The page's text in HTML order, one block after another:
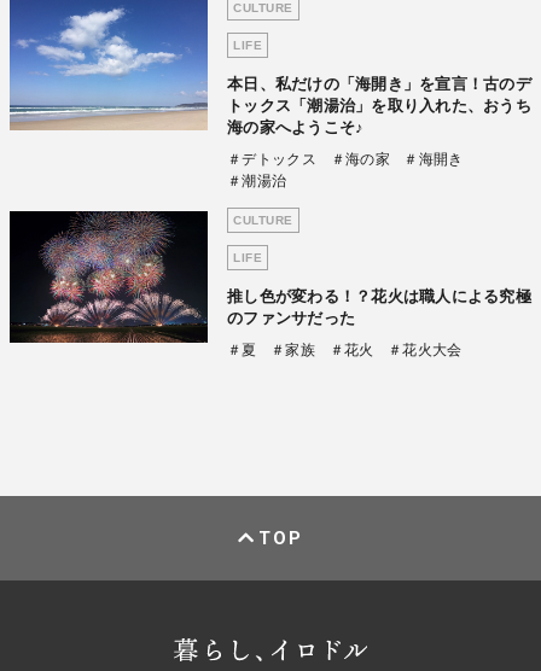
CULTURE
LIFE
本日、私だけの「海開き」を宣言！古のデ
トックス「潮湯治」を取り入れた、おうち
海の家へようこそ♪
＃デトックス ＃海の家
＃海開き
＃潮湯治
CULTURE
LIFE
推し色が変わる！？花火は職人による究極
のファンサだった
＃夏 ＃家族 ＃花火 ＃花火大会
TOP